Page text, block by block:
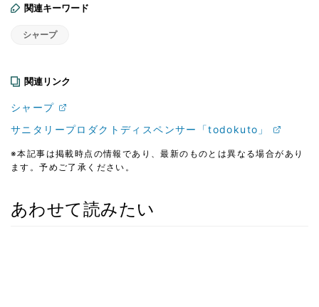
関連キーワード
シャープ
関連リンク
シャープ
サニタリープロダクトディスペンサー「todokuto」
※本記事は掲載時点の情報であり、最新のものとは異なる場合があり
ます。予めご了承ください。
あわせて読みたい